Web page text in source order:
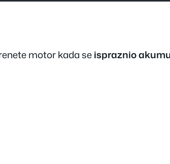
motor kada seispraznio